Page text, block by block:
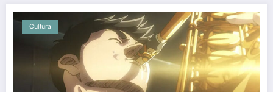
Cultura